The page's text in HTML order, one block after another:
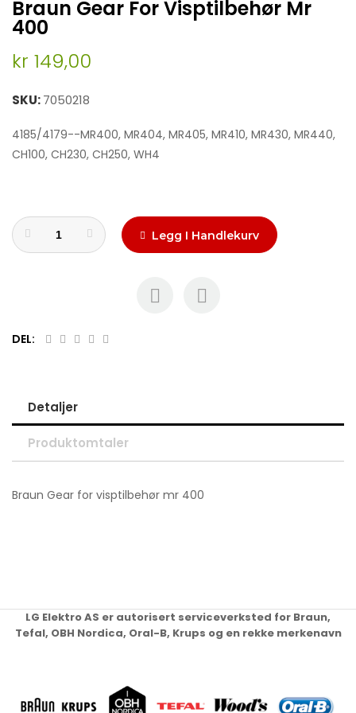
to
the
beginning
of
the
gallery
Braun Gear For Visptilbehør Mr
400
kr 149,00
SKU 7050218
4185/4179--MR400, MR404, MR405, MR410, MR430, MR440,
CH100, CH230, CH250, WH4
Legg I Handlekurv
DEL:
Detaljer
Produktomtaler
Braun Gear for visptilbehør mr 400
LG Elektro AS er autorisert serviceverksted for Braun,
Tefal, OBH Nordica, Oral-B, Krups og en rekke merkenavn